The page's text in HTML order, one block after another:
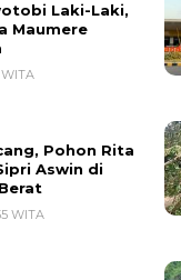
Laki-Laki,
Maumere
WITA
Pohon Rita
Aswin di
WITA